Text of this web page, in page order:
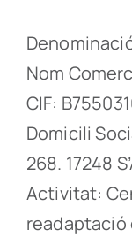
Nom
CIF:
Domicili
268. 17248
Activitat:
readaptació